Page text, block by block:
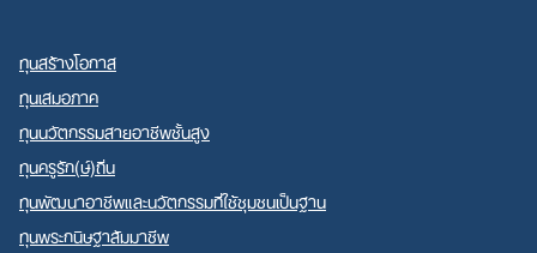
ทุนสร้างโอกาส
ทุนเสมอภาค
ทุนนวัตกรรมสายอาชีพชั้นสูง
ทุนครูรัก(ษ์)ถิ่น
ทุนพัฒนาอาชีพและนวัตกรรมที่ใช้ชุมชนเป็นฐาน
ทุนพระกนิษฐาสัมมาชีพ